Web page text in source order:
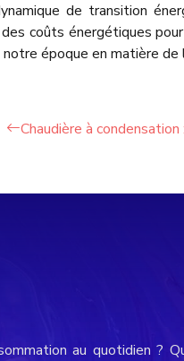
de transition
coûts énergétiques
époque en matière
Chaudière à
au quotidien ?